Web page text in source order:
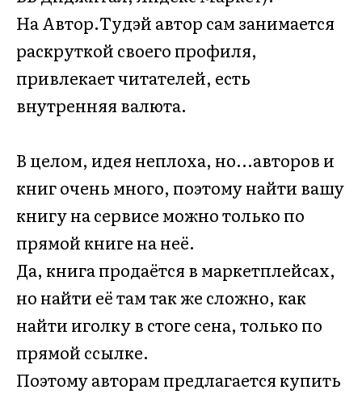
На Автор.Тудэй автор сам занимается
раскруткой своего профиля,
привлекает читателей, есть
внутренняя валюта.
В целом, идея неплоха, но...авторов и
книг очень много, поэтому найти вашу
книгу на сервисе можно только по
прямой книге на неё.
Да, книга продаётся в маркетплейсах,
но найти её там так же сложно, как
найти иголку в стоге сена, только по
прямой ссылке.
Поэтому авторам предлагается купить